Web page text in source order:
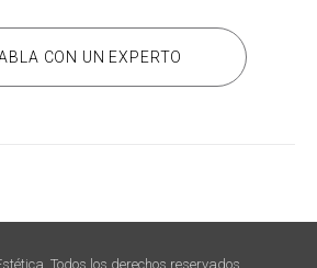
CON UN EXPERTO
Todos los derechos reservados